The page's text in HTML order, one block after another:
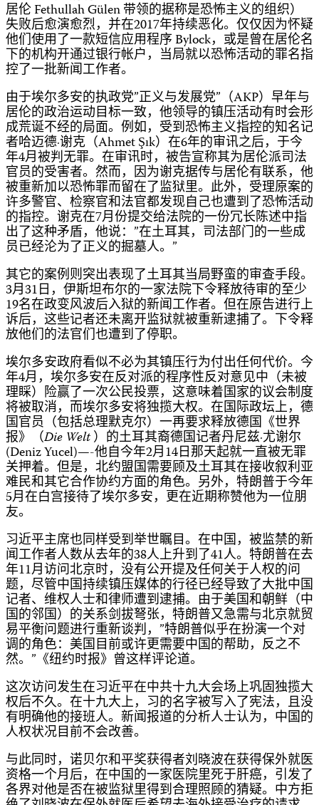
居伦 Fethullah Gülen 带领的据称是恐怖主义的组织）
失败后愈演愈烈，并在2017年持续恶化。仅仅因为怀疑
他们使用了一款短信应用程序 Bylock，或是曾在居伦名
下的机构开通过银行帐户，当局就以恐怖活动的罪名指
控了一批新闻工作者。
由于埃尔多安的执政党”正义与发展党”（AKP）早年与
居伦的政治运动目标一致，他领导的镇压活动有时会形
成荒诞不经的局面。例如，受到恐怖主义指控的知名记
者哈迈德·谢克（Ahmet Şık）在6年的审讯之后，于今
年4月被判无罪。在审讯时，被告宣称其为居伦派司法
官员的受害者。然而，因为谢克据传与居伦有联系，他
被重新加以恐怖罪而留在了监狱里。此外，受理原案的
许多警官、检察官和法官都发现自己也遭到了恐怖活动
的指控。谢克在7月份提交给法院的一份冗长陈述中指
出了这种矛盾，他说：”在土耳其，司法部门的一些成
员已经沦为了正义的掘墓人。”
其它的案例则突出表现了土耳其当局野蛮的审查手段。
3月31日，伊斯坦布尔的一家法院下令释放待审的至少
19名在政变风波后入狱的新闻工作者。但在原告进行上
诉后，这些记者还未离开监狱就被重新逮捕了。下令释
放他们的法官们也遭到了停职。
埃尔多安政府看似不必为其镇压行为付出任何代价。今
年4月，埃尔多安在反对派的程序性反对意见中（未被
理睬）险赢了一次公民投票，这意味着国家的议会制度
将被取消，而埃尔多安将独揽大权。在国际政坛上，德
国官员（包括总理默克尔）一再要求释放德国《世界
报》（Die Welt）的土耳其裔德国记者丹尼兹·尤谢尔
(Deniz Yucel)—-他自今年2月14日那天起就一直被无罪
关押着。但是，北约盟国需要顾及土耳其在接收叙利亚
难民和其它合作协约方面的角色。另外，特朗普于今年
5月在白宫接待了埃尔多安，更在近期称赞他为一位朋
友。
习近平主席也同样受到举世瞩目。在中国，被监禁的新
闻工作者人数从去年的38人上升到了41人。特朗普在去
年11月访问北京时，没有公开提及任何关于人权的问
题，尽管中国持续镇压媒体的行径已经导致了大批中国
记者、维权人士和律师遭到逮捕。由于美国和朝鲜（中
国的邻国）的关系剑拔弩张，特朗普又急需与北京就贸
易平衡问题进行重新谈判，”特朗普似乎在扮演一个对
调的角色：美国目前或许更需要中国的帮助，反之不
然。”《纽约时报》曾这样评论道。
这次访问发生在习近平在中共十九大会场上巩固独揽大
权后不久。在十九大上，习的名字被写入了宪法，且没
有明确他的接班人。新闻报道的分析人士认为，中国的
人权状况目前不会改善。
与此同时，诺贝尔和平奖获得者刘晓波在获得保外就医
资格一个月后，在中国的一家医院里死于肝癌，引发了
各界对他是否在被监狱里得到合理照顾的猜疑。中方拒